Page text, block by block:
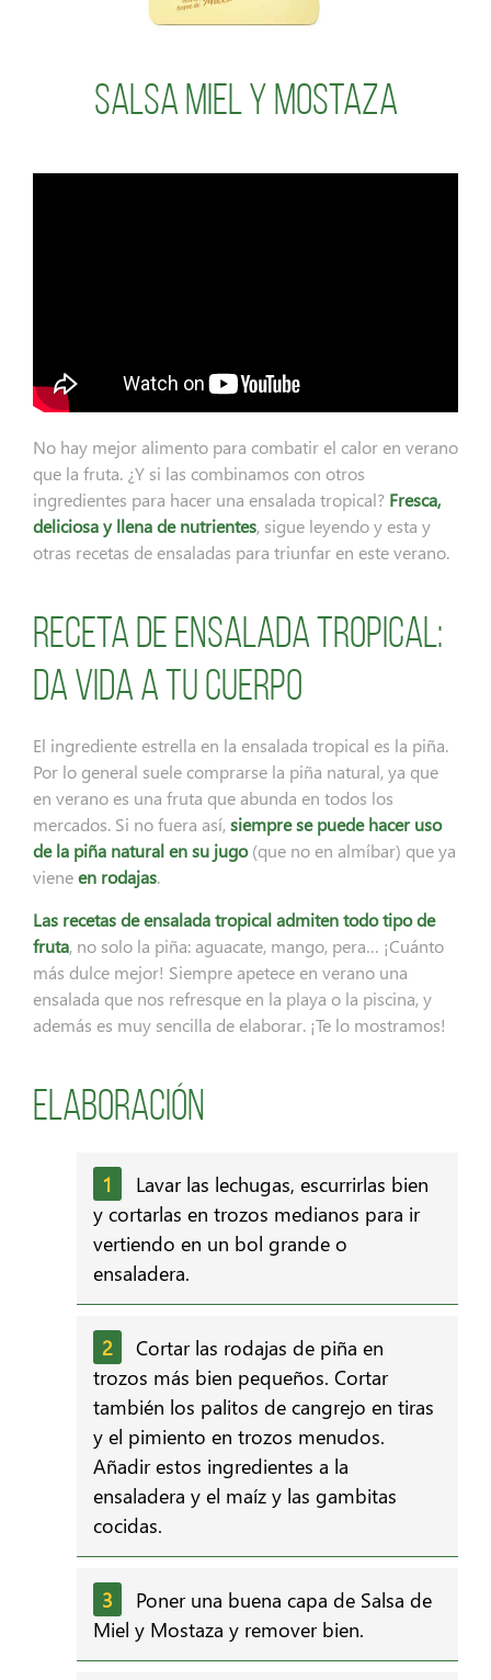
Salsa Miel y Mostaza
No hay mejor alimento para combatir el calor en verano
que la fruta. ¿Y si las combinamos con otros
ingredientes para hacer una ensalada tropical? Fresca,
deliciosa y llena de nutrientes, sigue leyendo y esta y
otras recetas de ensaladas para triunfar en este verano.
Receta de ensalada tropical:
da vida a tu cuerpo
El ingrediente estrella en la ensalada tropical es la piña.
Por lo general suele comprarse la piña natural, ya que
en verano es una fruta que abunda en todos los
mercados. Si no fuera así,siempre se puede hacer uso
de la piña natural en su jugo(que no en almíbar) que ya
vieneen rodajas.
Las recetas de ensalada tropical admiten todo tipo de
fruta, no solo la piña: aguacate, mango, pera… ¡Cuánto
más dulce mejor! Siempre apetece en verano una
ensalada que nos refresque en la playa o la piscina, y
además es muy sencilla de elaborar. ¡Te lo mostramos!
Elaboración
Lavar las lechugas, escurrirlas bien
y cortarlas en trozos medianos para ir
vertiendo en un bol grande o
ensaladera.
Cortar las rodajas de piña en
trozos más bien pequeños. Cortar
también los palitos de cangrejo en tiras
y el pimiento en trozos menudos.
Añadir estos ingredientes a la
ensaladera y el maíz y las gambitas
cocidas.
Poner una buena capa de Salsa de
Miel y Mostaza y remover bien.